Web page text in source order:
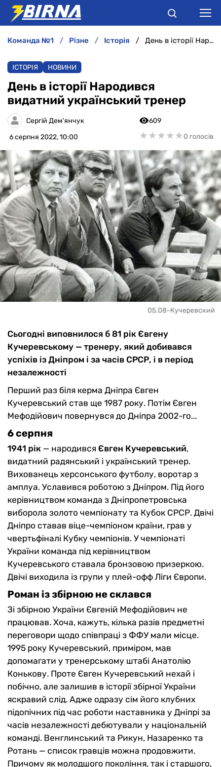
АНАЛІТИКА
ІНТЕРВ'Ю
РІЗНЕ
БУКМЕКЕРИ
команда №1 різне історія День в історії Народився видатний український тренер
ІСТОРІЯ НОВИНИ
День в історії Народився
видатний український тренер
Сергій Дем'янчук
6 серпня 2022, 10:00
609
★★★★★
★★★★★0 голосів
05.08-Кучеревский
Сьогодні виповнилося б 81 рік Євгену
Кучеревському — тренеру, який добивався
успіхів із Дніпром і за часів СРСР, і в період
незалежності
Перший раз біля керма Дніпра Євген
Кучеревський став ще 1987 року. Потім Євген
Мефодійович повернувся до Дніпра 2002-го...
6 серпня
1941 рік — народився Євген Кучеревський,
видатний радянський і український тренер.
Вихованець херсонського футболу, воротар з
амплуа. Уславився роботою з Дніпром. Під його
керівництвом команда з Дніпропетровська
виборола золото чемпіонату та Кубок СРСР. Двічі
Дніпро ставав віце-чемпіоном країни, грав у
чвертьфіналі Кубку чемпіонів. У чемпіонаті
України команда під керівництвом
Кучеревського ставала бронзовою призеркою.
Двічі виходила із групи у плей-офф Ліги Європи.
Роман із збірною не склався
Зі збірною України Євгеній Мефодійович не
працював. Хоча, кажуть, кілька разів предметні
переговори щодо співпраці з ФФУ мали місце.
1995 року Кучеревський, приміром, мав
допомагати у тренерському штабі Анатолію
Конькову. Проте Євген Кучеревський нехай і
побічно, але залишив в історії збірної України
яскравий слід. Адже одразу сім його клубних
підопічних під час роботи наставника у Дніпрі за
часів незалежності дебютували у національній
команді. Венглинський та Рикун, Назаренко та
Ротань — список гравців можна продовжити.
Причому як молодшого покоління, так і старшого,